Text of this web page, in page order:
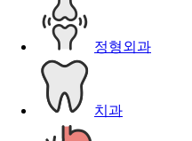
정형외과
치과